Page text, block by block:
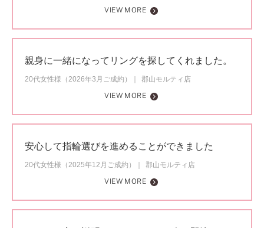
VIEW MORE
親身に一緒になってリングを探してくれました。
20代女性様（2026年3月ご成約）
郡山モルティ店
VIEW MORE
安心して指輪選びを進めることができました
20代女性様（2025年12月ご成約）
郡山モルティ店
VIEW MORE